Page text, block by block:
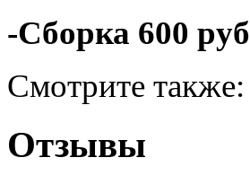
-Сборка 600 руб
Смотрите также:
Отзывы